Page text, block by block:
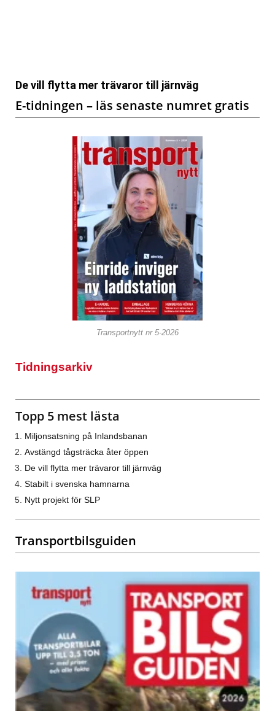
De vill flytta mer trävaror till järnväg
E-tidningen – läs senaste numret gratis
Transportnytt nr 5-2026
Tidningsarkiv
Topp 5 mest lästa
Miljonsatsning på Inlandsbanan
Avstängd tågsträcka åter öppen
De vill flytta mer trävaror till järnväg
Stabilt i svenska hamnarna
Nytt projekt för SLP
Transportbilsguiden